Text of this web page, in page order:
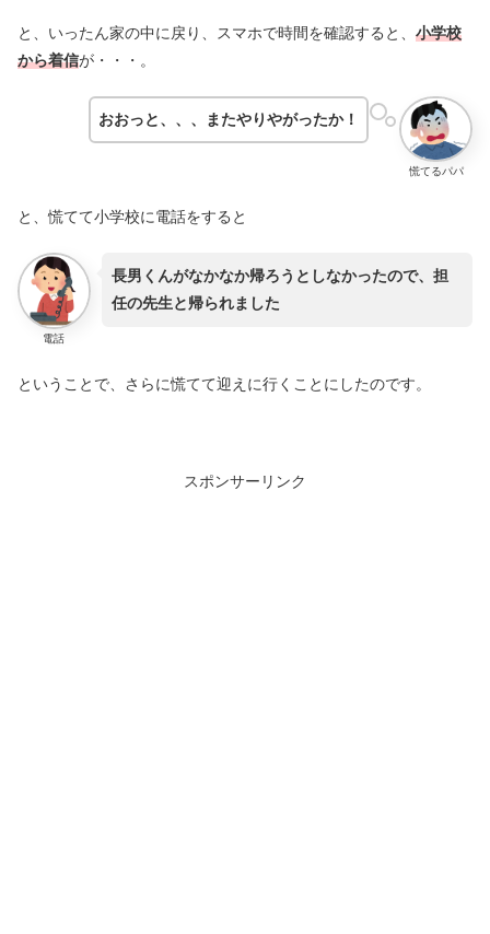
と、いったん家の中に戻り、スマホで時間を確認すると、 小学校
から着信が・・・。
慌てるパパ
おおっと、、、またやりやがったか！
と、慌てて小学校に電話をすると
電話
長男くんがなかなか帰ろうとしなかったので、担
任の先生と帰られました
ということで、さらに慌てて迎えに行くことにしたのです。
スポンサーリンク